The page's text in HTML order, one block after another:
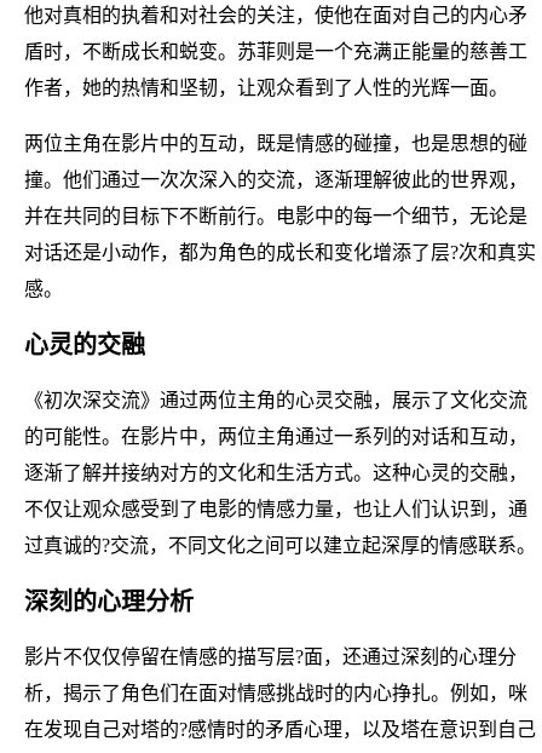
他对真相的执着和对社会的关注，使他在面对自己的内心矛
盾时，不断成长和蜕变。苏菲则是一个充满正能量的慈善工
作者，她的热情和坚韧，让观众看到了人性的光辉一面。
两位主角在影片中的互动，既是情感的碰撞，也是思想的碰
撞。他们通过一次次深入的交流，逐渐理解彼此的世界观，
并在共同的目标下不断前行。电影中的每一个细节，无论是
对话还是小动作，都为角色的成长和变化增添了层?次和真实
感。
心灵的交融
《初次深交流》通过两位主角的心灵交融，展示了文化交流
的可能性。在影片中，两位主角通过一系列的对话和互动，
逐渐了解并接纳对方的文化和生活方式。这种心灵的交融，
不仅让观众感受到了电影的情感力量，也让人们认识到，通
过真诚的?交流，不同文化之间可以建立起深厚的情感联系。
深刻的心理分析
影片不仅仅停留在情感的描写层?面，还通过深刻的心理分
析，揭示了角色们在面对情感挑战时的内心挣扎。例如，咪
在发现自己对塔的?感情时的矛盾心理，以及塔在意识到自己